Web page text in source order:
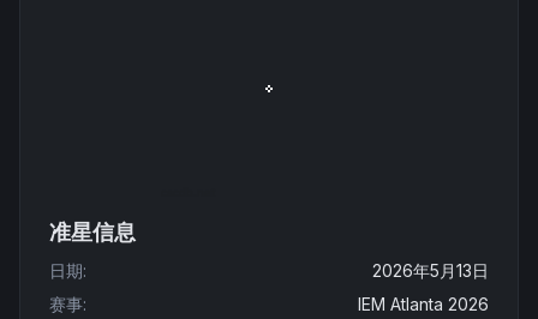
准星信息
日期:
2026年5月13日
赛事:
IEM Atlanta 2026